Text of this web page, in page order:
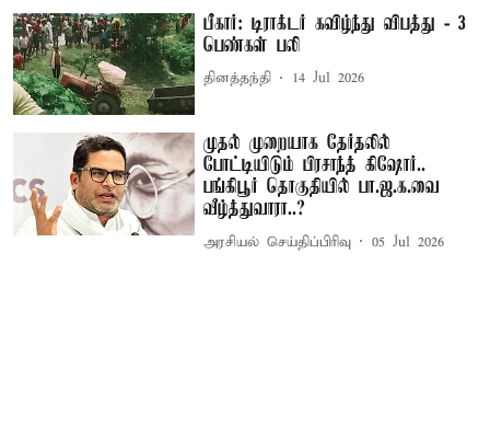
பீகார்: டிராக்டர் கவிழ்ந்து விபத்து - 3
பெண்கள் பலி
தினத்தந்தி 14 Jul 2026
முதல் முறையாக தேர்தலில்
போட்டியிடும் பிரசாந்த் கிஷோர்..
பங்கிபூர் தொகுதியில் பா.ஜ.க.வை
வீழ்த்துவாரா..?
அரசியல் செய்திப்பிரிவு 05 Jul 2026